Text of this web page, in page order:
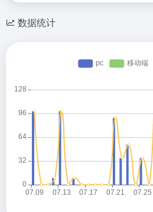
数据统计